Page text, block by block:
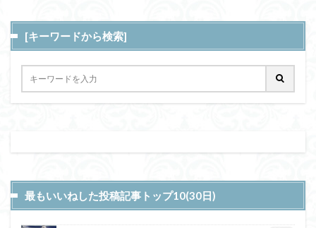
[キーワードから検索]
最もいいねした投稿記事トップ10(30日)